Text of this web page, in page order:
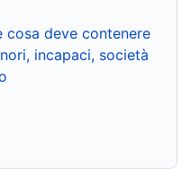
cosa deve contenere
incapaci, società